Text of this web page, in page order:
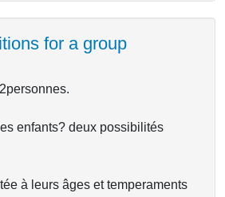
for a group
enfants? deux possibilités
à leurs âges et temperaments